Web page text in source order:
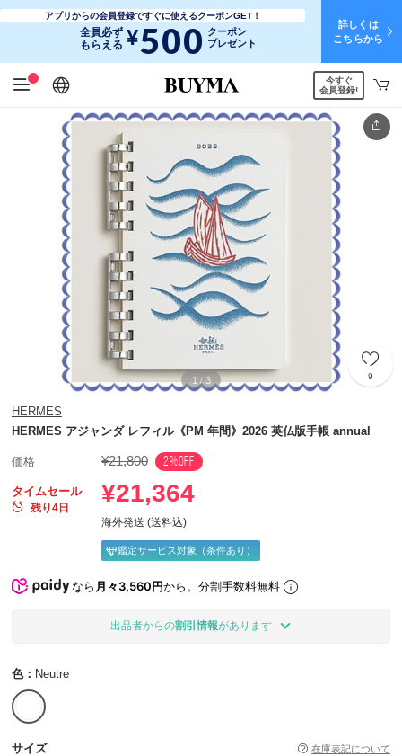
アプリからの会員登録ですぐに使えるクーポンGET！
全員必ず
もらえる ¥500 クーポン
プレゼント
詳しくは
こちらから
日本語
English
简体中文
繁體中文
今すぐ
会員登録!
1 / 3 9
HERMES
HERMES アジャンダ レフィル《PM 年間》2026 英仏版手帳 annual
価格 ¥21,800 2%OFF
タイムセール
残り4日
¥21,364
海外発送 (送料込)
鑑定サービス対象（条件あり）
なら月々3,560円から。分割手数料無料
出品者からの割引情報があります
色： Neutre
サイズ 在庫表記について